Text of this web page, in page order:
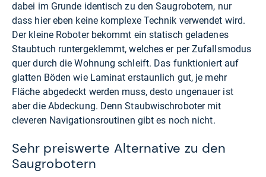
dabei im Grunde identisch zu den Saugrobotern, nur
dass hier eben keine komplexe Technik verwendet wird.
Der kleine Roboter bekommt ein statisch geladenes
Staubtuch runtergeklemmt, welches er per Zufallsmodus
quer durch die Wohnung schleift. Das funktioniert auf
glatten Böden wie Laminat erstaunlich gut, je mehr
Fläche abgedeckt werden muss, desto ungenauer ist
aber die Abdeckung. Denn Staubwischroboter mit
cleveren Navigationsroutinen gibt es noch nicht.
Sehr preiswerte Alternative zu den
Saugrobotern